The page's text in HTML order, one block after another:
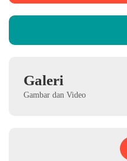
Galeri
Gambar dan Video